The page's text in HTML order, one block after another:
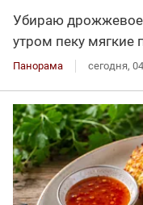
Убираю дрожжевое
утром пеку мягкие
Панорама сегодня,